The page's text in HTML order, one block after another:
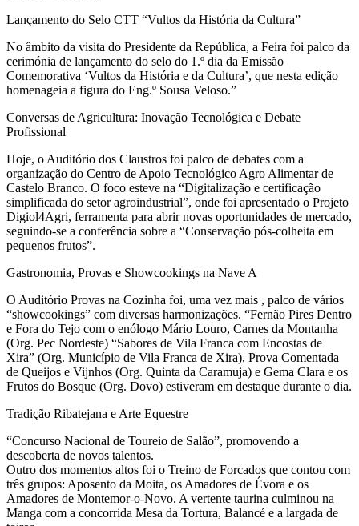
Lançamento do Selo CTT “Vultos da História da Cultura”
No âmbito da visita do Presidente da República, a Feira foi palco da
cerimónia de lançamento do selo do 1.º dia da Emissão
Comemorativa ‘Vultos da História e da Cultura’, que nesta edição
homenageia a figura do Eng.º Sousa Veloso.”
Conversas de Agricultura: Inovação Tecnológica e Debate
Profissional
Hoje, o Auditório dos Claustros foi palco de debates com a
organização do Centro de Apoio Tecnológico Agro Alimentar de
Castelo Branco. O foco esteve na “Digitalização e certificação
simplificada do setor agroindustrial”, onde foi apresentado o Projeto
Digiol4Agri, ferramenta para abrir novas oportunidades de mercado,
seguindo-se a conferência sobre a “Conservação pós-colheita em
pequenos frutos”.
Gastronomia, Provas e Showcookings na Nave A
O Auditório Provas na Cozinha foi, uma vez mais , palco de vários
“showcookings” com diversas harmonizações. “Fernão Pires Dentro
e Fora do Tejo com o enólogo Mário Louro, Carnes da Montanha
(Org. Pec Nordeste) “Sabores de Vila Franca com Encostas de
Xira” (Org. Município de Vila Franca de Xira), Prova Comentada
de Queijos e Vijnhos (Org. Quinta da Caramuja) e Gema Clara e os
Frutos do Bosque (Org. Dovo) estiveram em destaque durante o dia.
Tradição Ribatejana e Arte Equestre
“Concurso Nacional de Toureio de Salão”, promovendo a
descoberta de novos talentos.
Outro dos momentos altos foi o Treino de Forcados que contou com
três grupos: Aposento da Moita, os Amadores de Évora e os
Amadores de Montemor-o-Novo. A vertente taurina culminou na
Manga com a concorrida Mesa da Tortura, Balancé e a largada de